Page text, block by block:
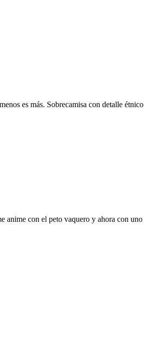
es más. Sobrecamisa con detalle
con el peto vaquero y ahora con